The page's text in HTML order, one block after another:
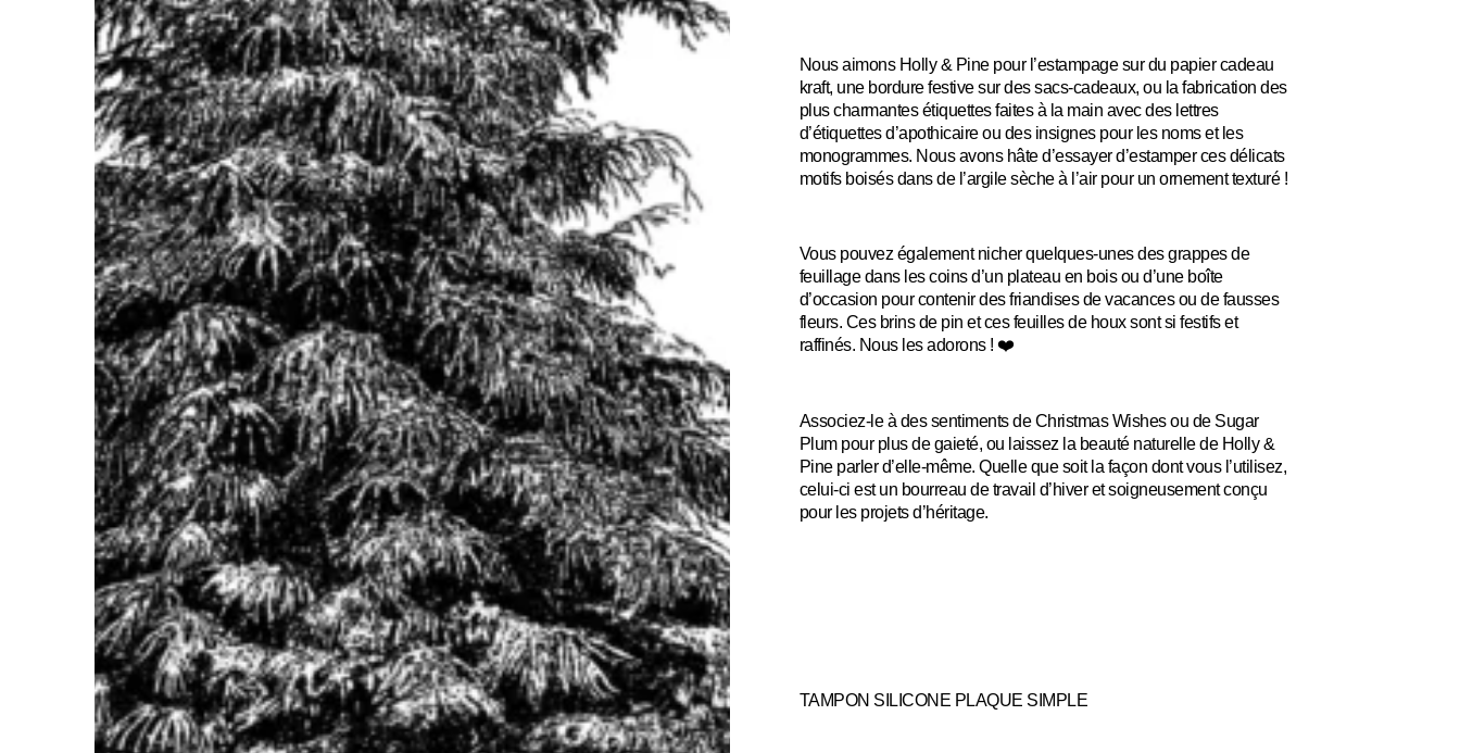
Nous aimons Holly & Pine pour l’estampage sur du papier cadeau
kraft, une bordure festive sur des sacs-cadeaux, ou la fabrication des
plus charmantes étiquettes faites à la main avec des lettres
d’étiquettes d’apothicaire ou des insignes pour les noms et les
monogrammes. Nous avons hâte d’essayer d’estamper ces délicats
motifs boisés dans de l’argile sèche à l’air pour un ornement texturé !
Vous pouvez également nicher quelques-unes des grappes de
feuillage dans les coins d’un plateau en bois ou d’une boîte
d’occasion pour contenir des friandises de vacances ou de fausses
fleurs. Ces brins de pin et ces feuilles de houx sont si festifs et
raffinés. Nous les adorons ! ❤️
Associez-le à des sentiments de Christmas Wishes ou de Sugar
Plum pour plus de gaieté, ou laissez la beauté naturelle de Holly &
Pine parler d’elle-même. Quelle que soit la façon dont vous l’utilisez,
celui-ci est un bourreau de travail d’hiver et soigneusement conçu
pour les projets d’héritage.
TAMPON SILICONE PLAQUE SIMPLE